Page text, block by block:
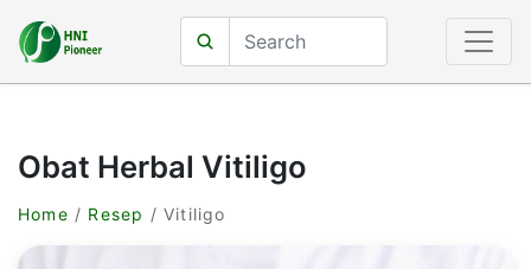
Obat Herbal Vitiligo
Home / Resep / Vitiligo